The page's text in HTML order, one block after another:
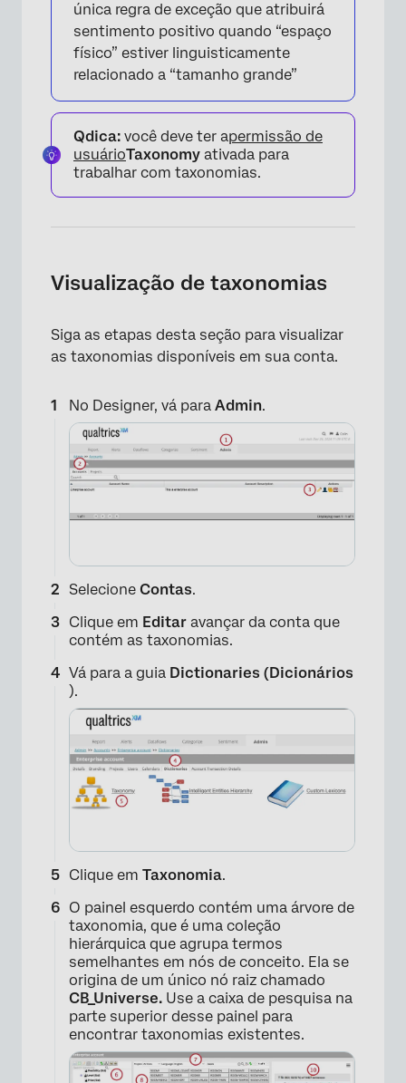
única regra de exceção que atribuirá
sentimento positivo quando “espaço
físico” estiver linguisticamente
relacionado a “tamanho grande”
Qdica: você deve ter apermissão de
usuárioTaxonomy ativada para
trabalhar com taxonomias.
Visualização de taxonomias
Siga as etapas desta seção para visualizar
as taxonomias disponíveis em sua conta.
No Designer, vá para Admin.
Selecione Contas.
Clique em Editar avançar da conta que
contém as taxonomias.
Vá para a guia Dictionaries (Dicionários
).
Clique em Taxonomia.
O painel esquerdo contém uma árvore de
taxonomia, que é uma coleção
hierárquica que agrupa termos
semelhantes em nós de conceito. Ela se
origina de um único nó raiz chamado
CB_Universe. Use a caixa de pesquisa na
parte superior desse painel para
encontrar taxonomias existentes.